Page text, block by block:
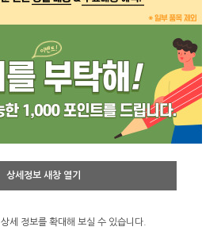
상세정보 새창 열기
상세 정보를 확대해 보실 수 있습니다.